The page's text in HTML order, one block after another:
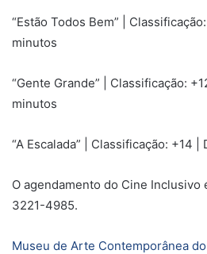
“Estão Todos Bem” |
minutos
“Gente Grande” | Classificação:
minutos
“A Escalada” | Classificação: +14 |
O agendamento do Cine
3221-4985.
Museu de Arte Contemporânea do